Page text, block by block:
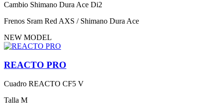
Cambio Shimano Dura Ace Di2
Frenos Sram Red AXS / Shimano Dura Ace
NEW MODEL
REACTO PRO
Cuadro REACTO CF5 V
Talla M